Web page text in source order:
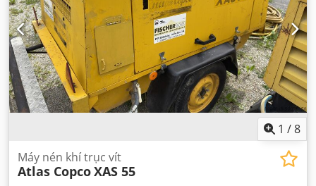
1 /8
Máy nén khí trục vít
Atlas CopcoXAS 55